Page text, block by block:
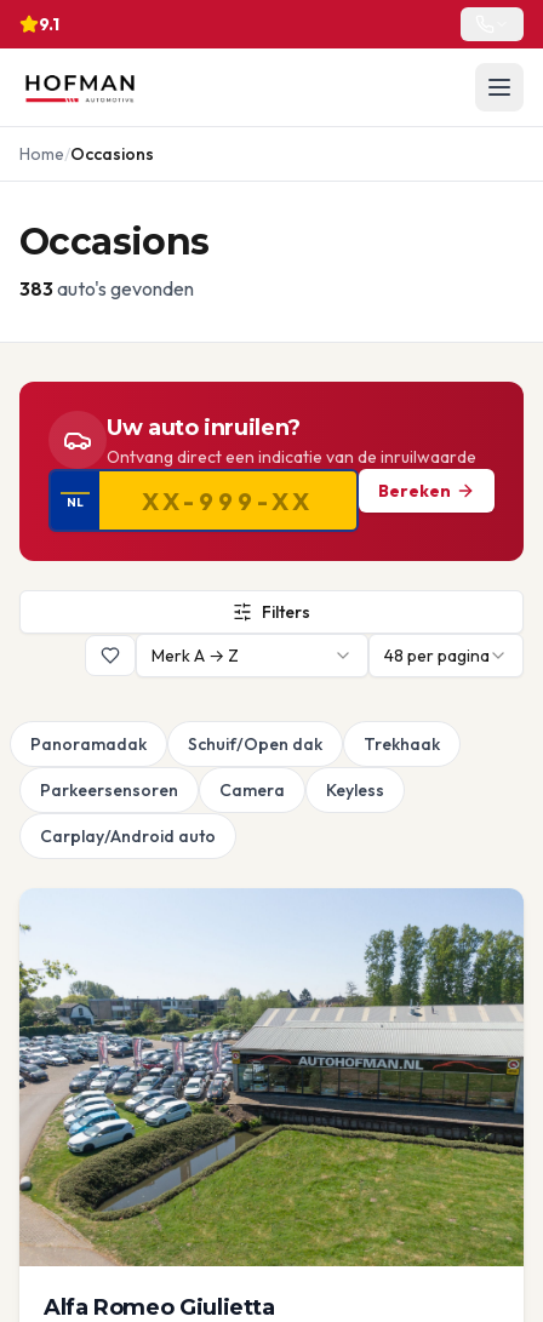
9.1
Home/Occasions
Occasions
383auto's gevonden
Uw auto inruilen?
Ontvang direct een indicatie van de inruilwaarde
NL
Bereken
Filters
Merk A → Z
48 per pagina
Panoramadak Schuif/Open dak Trekhaak
Parkeersensoren Camera Keyless
Carplay/Android auto
Alfa Romeo Giulietta